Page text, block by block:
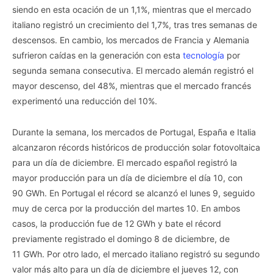
siendo en esta ocación de un 1,1%, mientras que el mercado
italiano registró un crecimiento del 1,7%, tras tres semanas de
descensos. En cambio, los mercados de Francia y Alemania
sufrieron caídas en la generación con esta tecnología por
segunda semana consecutiva. El mercado alemán registró el
mayor descenso, del 48%, mientras que el mercado francés
experimentó una reducción del 10%.
Durante la semana, los mercados de Portugal, España e Italia
alcanzaron récords históricos de producción solar fotovoltaica
para un día de diciembre. El mercado español registró la
mayor producción para un día de diciembre el día 10, con
90 GWh. En Portugal el récord se alcanzó el lunes 9, seguido
muy de cerca por la producción del martes 10. En ambos
casos, la producción fue de 12 GWh y bate el récord
previamente registrado el domingo 8 de diciembre, de
11 GWh. Por otro lado, el mercado italiano registró su segundo
valor más alto para un día de diciembre el jueves 12, con